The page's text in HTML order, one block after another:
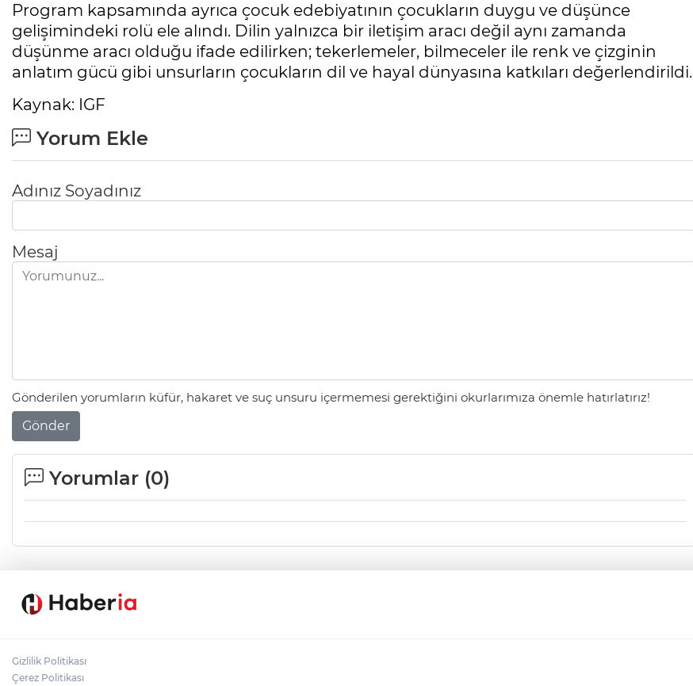
Program kapsamında ayrıca çocuk edebiyatının çocukların duygu ve düşünce
gelişimindeki rolü ele alındı. Dilin yalnızca bir iletişim aracı değil aynı zamanda
düşünme aracı olduğu ifade edilirken; tekerlemeler, bilmeceler ile renk ve çizginin
anlatım gücü gibi unsurların çocukların dil ve hayal dünyasına katkıları değerlendirildi.
Kaynak: IGF
Yorum Ekle
Adınız Soyadınız
Mesaj
Gönderilen yorumların küfür, hakaret ve suç unsuru içermemesi gerektiğini okurlarımıza önemle hatırlatırız!
Gönder
Yorumlar (0)
Gizlilik Politikası
Çerez Politikası